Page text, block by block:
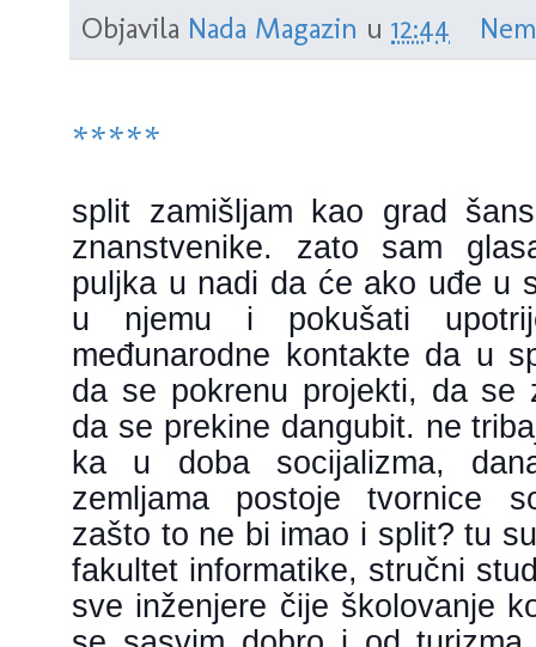
Objavila Nada Magazin u 12:44
*****
split zamišljam kao grad
znanstvenike. zato sam
puljka u nadi da će ako uđe u
u njemu i pokušati
međunarodne kontakte da u
da se pokrenu projekti, da se
da se prekine dangubit. ne
ka u doba socijalizma,
zemljama postoje tvornice
zašto to ne bi imao i split? tu
fakultet informatike, stručni
sve inženjere čije školovanje